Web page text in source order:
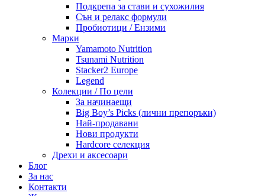
Подкрепа за стави и сухожилия
Сън и релакс формули
Пробиотици / Ензими
Марки
Yamamoto Nutrition
Tsunami Nutrition
Stacker2 Europe
Legend
Колекции / По цели
За начинаещи
Big Boy’s Picks (лични препоръки)
Най-продавани
Нови продукти
Hardcore селекция
Дрехи и аксесоари
Блог
За нас
Контакти